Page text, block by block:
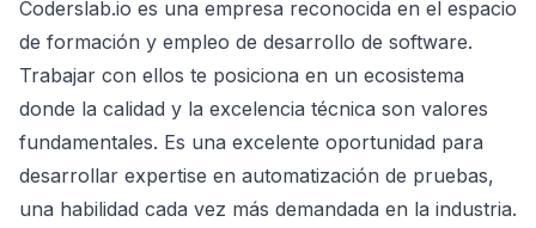
Coderslab.io es una empresa reconocida en el espacio
de formación y empleo de desarrollo de software.
Trabajar con ellos te posiciona en un ecosistema
donde la calidad y la excelencia técnica son valores
fundamentales. Es una excelente oportunidad para
desarrollar expertise en automatización de pruebas,
una habilidad cada vez más demandada en la industria.